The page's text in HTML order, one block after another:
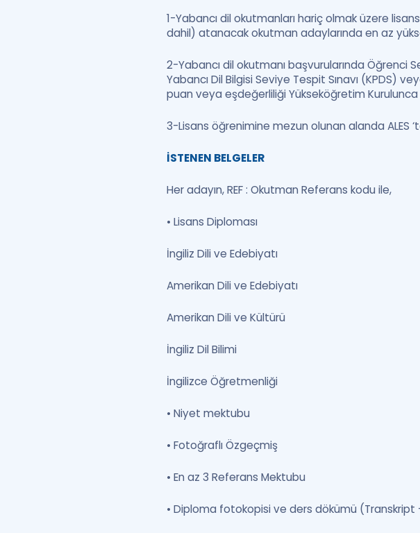
1-Yabancı dil okutmanları hariç olmak üzere
dahil) atanacak okutman adaylarında en az
2-Yabancı dil okutmanı başvurularında Öğrenci
Yabancı Dil Bilgisi Seviye Tespit Sınavı (KPDS)
puan veya eşdeğerliliği Yükseköğretim
3-Lisans öğrenimine mezun olunan alanda ALES
İSTENEN BELGELER
Her adayın, REF : Okutman Referans kodu ile,
• Lisans Diploması
İngiliz Dili ve Edebiyatı
Amerikan Dili ve Edebiyatı
Amerikan Dili ve Kültürü
İngiliz Dil Bilimi
İngilizce Öğretmenliği
• Niyet mektubu
• Fotoğraflı Özgeçmiş
• En az 3 Referans Mektubu
• Diploma fotokopisi ve ders dökümü (Transkript